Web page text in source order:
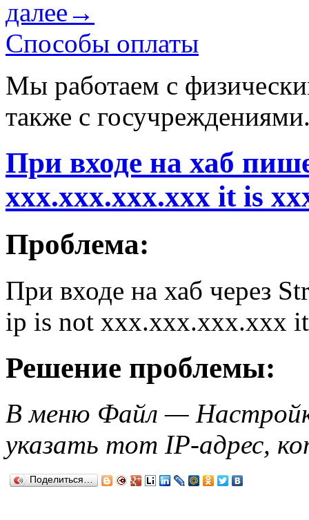
далее→
Способы оплаты
Мы работаем с
также с
При входе на хаб
xxx.xxx.xxx.xxx it is
Проблема:
При входе на хаб через
ip is not xxx.xxx.xxx.xxx
Решение проблемы:
В меню Файл —
указать тот IP-адрес,
Поделиться…